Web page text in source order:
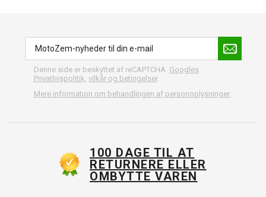
Denne side er beskyttet af reCAPTCHA. Googles
Privatlivspolitik, vilkår og betingelser.
Mere information om behandlingen af personoplysninger.
100 DAGE TIL AT
RETURNERE ELLER
OMBYTTE VAREN